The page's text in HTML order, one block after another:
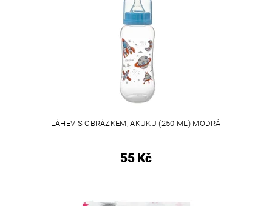
LÁHEV S OBRÁZKEM, AKUKU (250 ML) MODRÁ
55 Kč